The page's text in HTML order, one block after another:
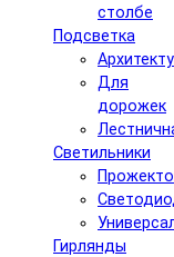
столбе
Подсветка
Для
дорожек
Светильники
Гирлянды